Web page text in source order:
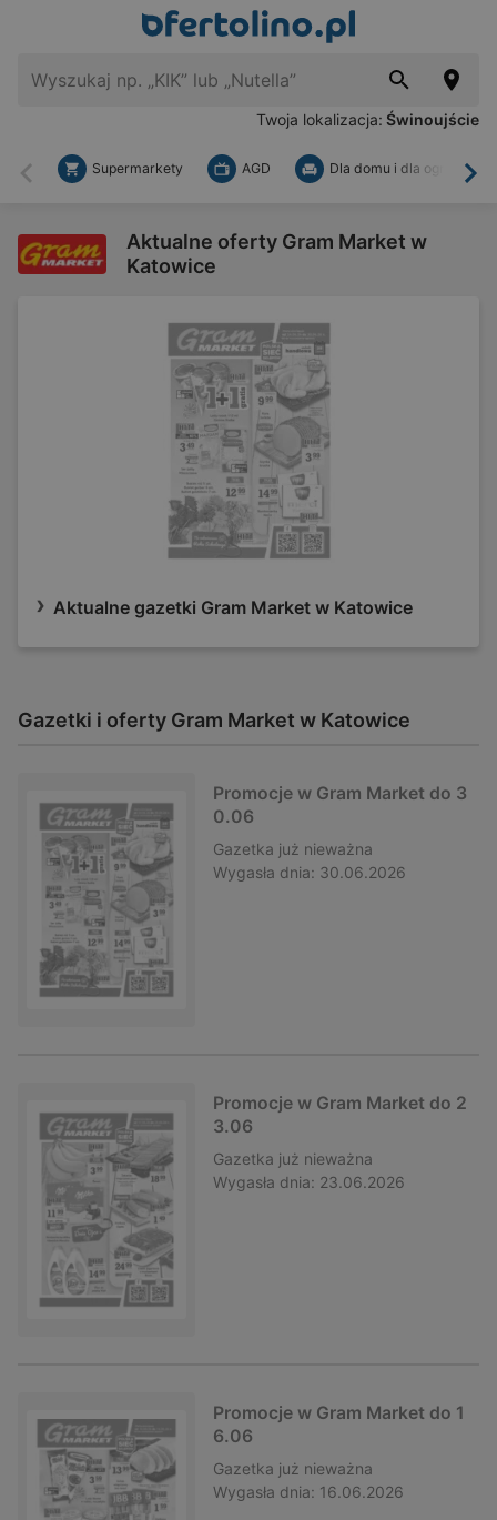
Twoja lokalizacja: Świnoujście
Wstecz
Supermarkety AGD Dla domu i dla ogrodu
Aktualne oferty Gram Market w
Katowice
Aktualne gazetki Gram Market w Katowice
Gazetki i oferty Gram Market w Katowice
Promocje w Gram Market do 3
0.06
Gazetka już nieważna
Wygasła dnia: 30.06.2026
Promocje w Gram Market do 2
3.06
Gazetka już nieważna
Wygasła dnia: 23.06.2026
Promocje w Gram Market do 1
6.06
Gazetka już nieważna
Wygasła dnia: 16.06.2026